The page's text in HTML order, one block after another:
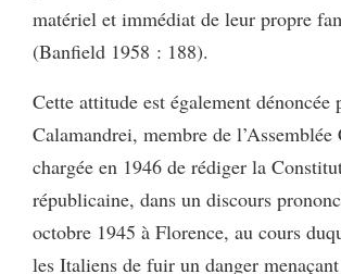
matériel et immédiat de leur propre
(Banfield 1958 : 188).
Cette attitude est également dénoncée
Calamandrei, membre de l’Assemblée
chargée en 1946 de rédiger la
républicaine, dans un discours
octobre 1945 à Florence, au cours
les Italiens de fuir un danger